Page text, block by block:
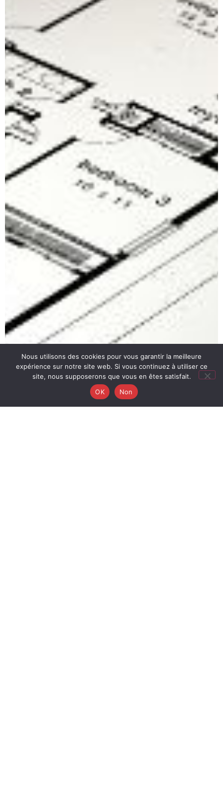
Nous utilisons des cookies pour vous garantir la meilleure
expérience sur notre site web. Si vous continuez à utiliser ce
site, nous supposerons que vous en êtes satisfait.
OK
Non